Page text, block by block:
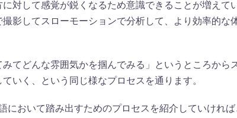
対して感覚が鋭くなるため意識できることが増えて
影してスローモーションで分析して、より効率的な
てどんな雰囲気かを掴んでみる」というところから
いく、という同じ様なプロセスを通ります。
において踏み出すためのプロセスを紹介していければ